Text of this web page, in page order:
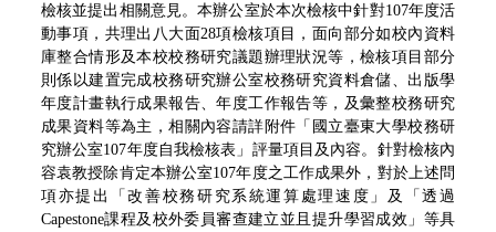
檢核並提出相關意見。本辦公室於本次檢核中針對107年度活
動事項，共理出八大面28項檢核項目，面向部分如校內資料
庫整合情形及本校校務研究議題辦理狀況等，檢核項目部分
則係以建置完成校務研究辦公室校務研究資料倉儲、出版學
年度計畫執行成果報告、年度工作報告等，及彙整校務研究
成果資料等為主，相關內容請詳附件「國立臺東大學校務研
究辦公室107年度自我檢核表」評量項目及內容。針對檢核內
容袁教授除肯定本辦公室107年度之工作成果外，對於上述問
項亦提出「改善校務研究系統運算處理速度」及「透過
Capestone課程及校外委員審查建立並且提升學習成效」等具